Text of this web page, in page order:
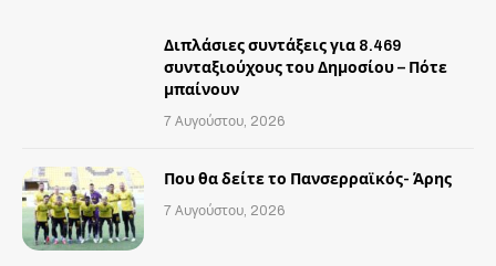
Διπλάσιες συντάξεις για 8.469
συνταξιούχους του Δημοσίου – Πότε
μπαίνουν
7 Αυγούστου, 2026
Που θα δείτε το Πανσερραϊκός- Άρης
7 Αυγούστου, 2026